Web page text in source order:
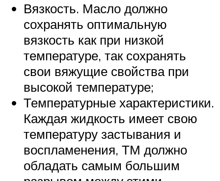
Вязкость. Масло должно
сохранять оптимальную
вязкость как при низкой
температуре, так сохранять
свои вяжущие свойства при
высокой температуре;
Температурные характеристики.
Каждая жидкость имеет свою
температуру застывания и
воспламенения, ТМ должно
обладать самым большим